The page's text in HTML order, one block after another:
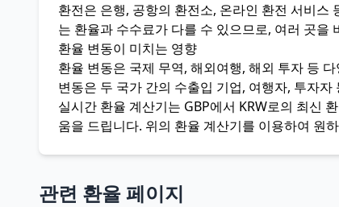
환전은 은행, 공항의 환전소, 온라인 환전 서비스
는 환율과 수수료가 다를 수 있으므로, 여러 곳을
환율 변동이 미치는 영향
환율 변동은 국제 무역, 해외여행, 해외 투자 등
변동은 두 국가 간의 수출입 기업, 여행자, 투자
실시간 환율 계산기는 GBP에서 KRW로의 최신
움을 드립니다. 위의 환율 계산기를 이용하여 원
관련 환율 페이지